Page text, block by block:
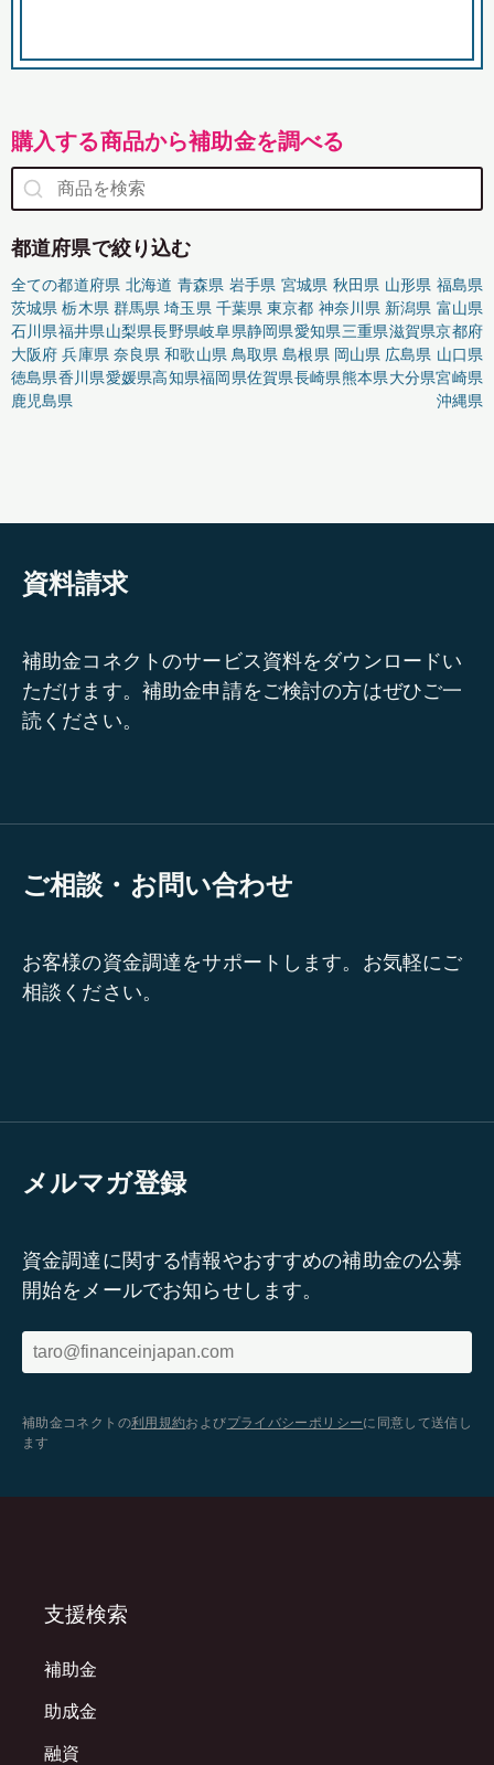
購入する商品から補助金を調べる
都道府県で絞り込む
全ての都道府県 北海道 青森県 岩手県 宮城県 秋田県 山形県 福島県
茨城県 栃木県 群馬県 埼玉県 千葉県 東京都 神奈川県 新潟県 富山県
石川県福井県山梨県長野県岐阜県静岡県愛知県三重県滋賀県京都府
大阪府 兵庫県 奈良県 和歌山県 鳥取県 島根県 岡山県 広島県 山口県
徳島県香川県愛媛県高知県福岡県佐賀県長崎県熊本県大分県宮崎県
鹿児島県
沖縄県
資料請求
補助金コネクトのサービス資料をダウンロードい
ただけます。補助金申請をご検討の方はぜひご一
読ください。
ご相談・お問い合わせ
お客様の資金調達をサポートします。お気軽にご
相談ください。
メルマガ登録
資金調達に関する情報やおすすめの補助金の公募
開始をメールでお知らせします。
補助金コネクトの利用規約およびプライバシーポリシーに同意して送信し
ます
支援検索
補助金
助成金
融資